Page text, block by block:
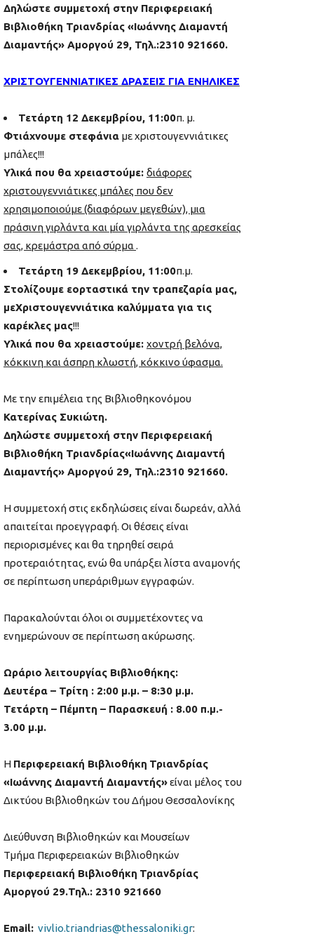
Δηλώστε συμμετοχή στην Περιφερειακή
Βιβλιοθήκη Τριανδρίας «Ιωάννης Διαμαντή
Διαμαντής» Αμοργού 29, Τηλ.:2310 921660.
ΧΡΙΣΤΟΥΓΕΝΝΙΑΤΙΚΕΣ ΔΡΑΣΕΙΣ ΓΙΑ ΕΝΗΛΙΚΕΣ
Τετάρτη 12 Δεκεμβρίου, 11:00π. μ.
Φτιάχνουμε στεφάνια με χριστουγεννιάτικες
μπάλες!!!
Υλικά που θα χρειαστούμε: διάφορες
χριστουγεννιάτικες μπάλες που δεν
χρησιμοποιούμε (διαφόρων μεγεθών), μια
πράσινη γιρλάντα και μία γιρλάντα της αρεσκείας
σας, κρεμάστρα από σύρμα .
Τετάρτη 19 Δεκεμβρίου, 11:00π.μ.
Στολίζουμε εορταστικά την τραπεζαρία μας,
μεΧριστουγεννιάτικα καλύμματα για τις
καρέκλες μας!!!
Υλικά που θα χρειαστούμε: χοντρή βελόνα,
κόκκινη και άσπρη κλωστή, κόκκινο ύφασμα.
Με την επιμέλεια της Βιβλιοθηκονόμου
Κατερίνας Συκιώτη.
Δηλώστε συμμετοχή στην Περιφερειακή
Βιβλιοθήκη Τριανδρίας«Ιωάννης Διαμαντή
Διαμαντής» Αμοργού 29, Τηλ.:2310 921660.
Η συμμετοχή στις εκδηλώσεις είναι δωρεάν, αλλά
απαιτείται προεγγραφή. Οι θέσεις είναι
περιορισμένες και θα τηρηθεί σειρά
προτεραιότητας, ενώ θα υπάρξει λίστα αναμονής
σε περίπτωση υπεράριθμων εγγραφών.
Παρακαλούνται όλοι οι συμμετέχοντες να
ενημερώνουν σε περίπτωση ακύρωσης.
Ωράριο λειτουργίας Βιβλιοθήκης:
Δευτέρα – Τρίτη : 2:00 μ.μ. – 8:30 μ.μ.
Τετάρτη – Πέμπτη – Παρασκευή : 8.00 π.μ.-
3.00 μ.μ.
Η Περιφερειακή Βιβλιοθήκη Τριανδρίας
«Ιωάννης Διαμαντή Διαμαντής»είναι μέλος του
Δικτύου Βιβλιοθηκών του Δήμου Θεσσαλονίκης
Διεύθυνση Βιβλιοθηκών και Μουσείων
Τμήμα Περιφερειακών Βιβλιοθηκών
Περιφερειακή Βιβλιοθήκη Τριανδρίας
Αμοργού 29.Τηλ.: 2310 921660
Email: vivlio.triandrias@thessaloniki.gr: